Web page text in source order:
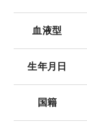
血液型
生年月日
国籍